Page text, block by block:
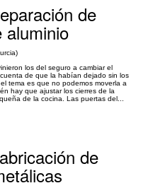
de
aluminio
los del seguro a cambiar el
de que la habían dejado sin los
tema es que no podemos moverla a
hay que ajustar los cierres de la
de la cocina. Las puertas del...
de